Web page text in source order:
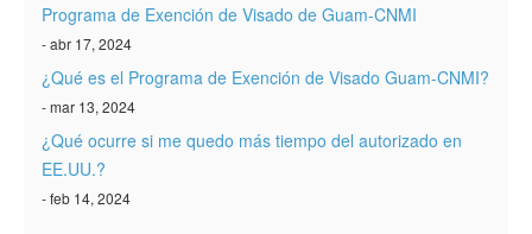
Programa de Exención de Visado de Guam-CNMI
- abr 17, 2024
¿Qué es el Programa de Exención de Visado Guam-CNMI?
- mar 13, 2024
¿Qué ocurre si me quedo más tiempo del autorizado en
EE.UU.?
- feb 14, 2024